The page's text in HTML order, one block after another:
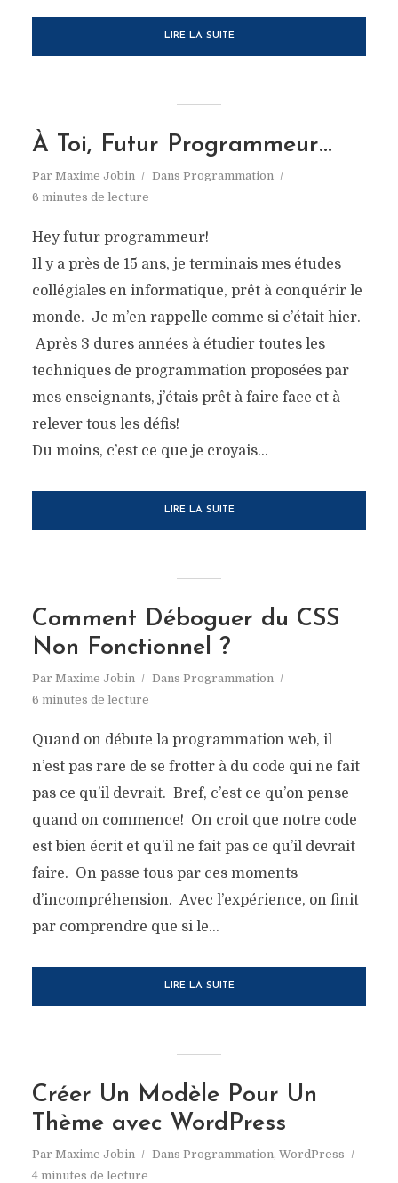
LIRE LA SUITE
À Toi, Futur Programmeur…
Par Maxime Jobin Dans Programmation
6 minutes de lecture
Hey futur programmeur!
Il y a près de 15 ans, je terminais mes études
collégiales en informatique, prêt à conquérir le
monde. Je m’en rappelle comme si c’était hier.
Après 3 dures années à étudier toutes les
techniques de programmation proposées par
mes enseignants, j’étais prêt à faire face et à
relever tous les défis!
Du moins, c’est ce que je croyais…
LIRE LA SUITE
Comment Déboguer du CSS
Non Fonctionnel ?
Par Maxime Jobin Dans Programmation
6 minutes de lecture
Quand on débute la programmation web, il
n’est pas rare de se frotter à du code qui ne fait
pas ce qu’il devrait. Bref, c’est ce qu’on pense
quand on commence! On croit que notre code
est bien écrit et qu’il ne fait pas ce qu’il devrait
faire. On passe tous par ces moments
d’incompréhension. Avec l’expérience, on finit
par comprendre que si le...
LIRE LA SUITE
Créer Un Modèle Pour Un
Thème avec WordPress
Par Maxime Jobin Dans Programmation, WordPress
4 minutes de lecture